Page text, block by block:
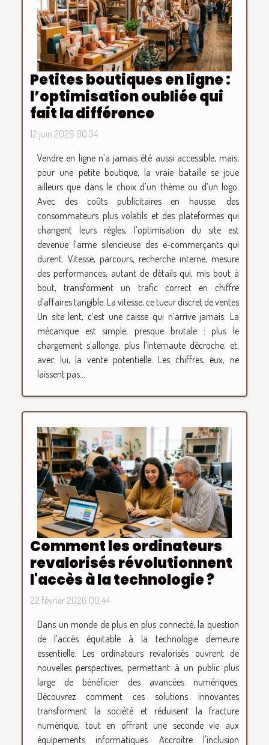
Petites boutiques en ligne :
l’optimisation oubliée qui
fait la différence
12 juin 2026 00:34
Vendre en ligne n’a jamais été aussi accessible, mais,
pour une petite boutique, la vraie bataille se joue
ailleurs que dans le choix d’un thème ou d’un logo.
Avec des coûts publicitaires en hausse, des
consommateurs plus volatils et des plateformes qui
changent leurs règles, l’optimisation du site est
devenue l’arme silencieuse des e-commerçants qui
durent. Vitesse, parcours, recherche interne, mesure
des performances, autant de détails qui, mis bout à
bout, transforment un trafic correct en chiffre
d’affaires tangible. La vitesse, ce tueur discret de ventes
Un site lent, c’est une caisse qui n’arrive jamais. La
mécanique est simple, presque brutale : plus le
chargement s’allonge, plus l’internaute décroche, et,
avec lui, la vente potentielle. Les chiffres, eux, ne
laissent pas...
Comment les ordinateurs
revalorisés révolutionnent
l'accès à la technologie ?
22 février 2026 00:44
Dans un monde de plus en plus connecté, la question
de l’accès équitable à la technologie demeure
essentielle. Les ordinateurs revalorisés ouvrent de
nouvelles perspectives, permettant à un public plus
large de bénéficier des avancées numériques.
Découvrez comment ces solutions innovantes
transforment la société et réduisent la fracture
numérique, tout en offrant une seconde vie aux
équipements informatiques. Accroître l'inclusion